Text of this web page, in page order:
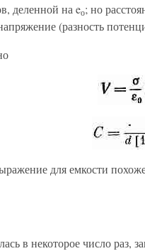
де­ленной на eо; но
(разность
для емкости
в некоторое число раз,